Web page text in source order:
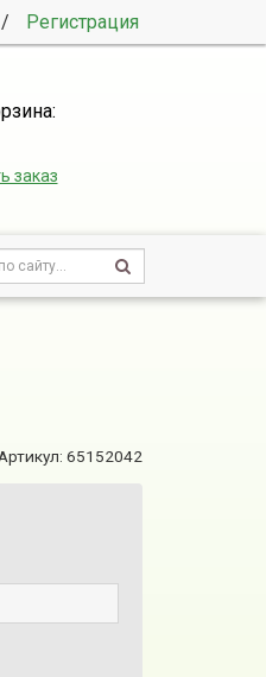
/ Регистрация
заказ
Артикул: 65152042